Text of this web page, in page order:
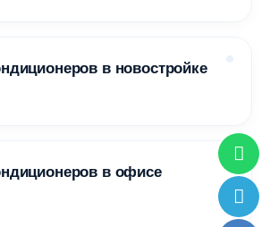
в новостройке
в офисе